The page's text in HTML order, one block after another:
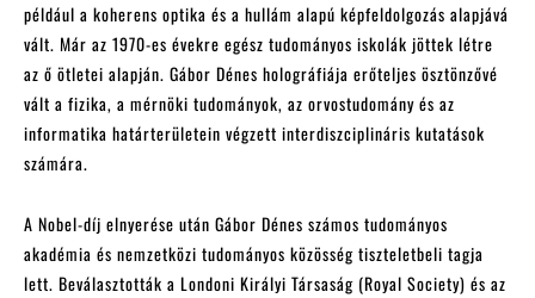
például a koherens optika és a hullám alapú képfeldolgozás alapjává
vált. Már az 1970-es évekre egész tudományos iskolák jöttek létre
az ő ötletei alapján. Gábor Dénes holográfiája erőteljes ösztönzővé
vált a fizika, a mérnöki tudományok, az orvostudomány és az
informatika határterületein végzett interdiszciplináris kutatások
számára.
A Nobel-díj elnyerése után Gábor Dénes számos tudományos
akadémia és nemzetközi tudományos közösség tiszteletbeli tagja
lett. Beválasztották a Londoni Királyi Társaság (Royal Society) és az